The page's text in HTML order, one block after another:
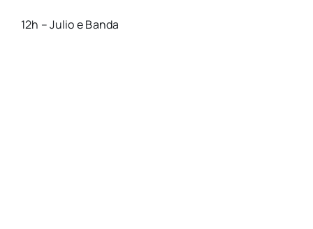
12h – Julio e Banda